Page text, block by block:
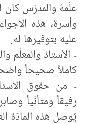
علّمهُ والمدرّس
وأسرة، هذه
عليه بتوفيرها له.
- الأستاذ والمعلّم
كاملاً صحيحاً
- من حقوق
رفيقاً ومتأنّياً
يُوصل هذه المادّة